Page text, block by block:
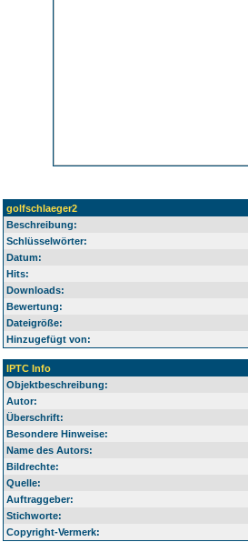
golfschlaeger2
Beschreibung:
Schlüsselwörter:
Datum:
Hits:
Downloads:
Bewertung:
Dateigröße:
Hinzugefügt von:
IPTC Info
Objektbeschreibung:
Autor:
Überschrift:
Besondere Hinweise:
Name des Autors:
Bildrechte:
Quelle:
Auftraggeber:
Stichworte:
Copyright-Vermerk: